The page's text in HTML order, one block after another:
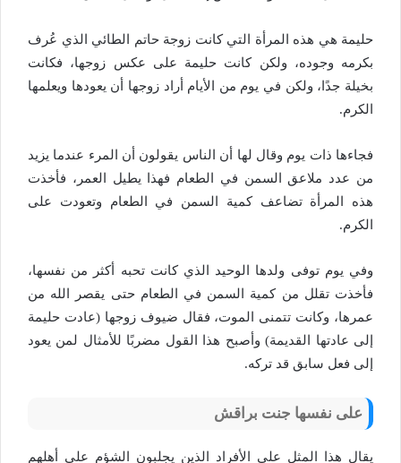
حليمة هي هذه المرأة التي كانت زوجة حاتم الطائي الذي عُرف
بكرمه وجوده، ولكن كانت حليمة على عكس زوجها، فكانت
بخيلة جدًا، ولكن في يوم من الأيام أراد زوجها أن يعودها ويعلمها
الكرم.
فجاءها ذات يوم وقال لها أن الناس يقولون أن المرء عندما يزيد
من عدد ملاعق السمن في الطعام فهذا يطيل العمر، فأخذت
هذه المرأة تضاعف كمية السمن في الطعام وتعودت على
الكرم.
وفي يوم توفى ولدها الوحيد الذي كانت تحبه أكثر من نفسها،
فأخذت تقلل من كمية السمن في الطعام حتى يقصر الله من
عمرها، وكانت تتمنى الموت، فقال ضيوف زوجها (عادت حليمة
إلى عادتها القديمة) وأصبح هذا القول مضربًا للأمثال لمن يعود
إلى فعل سابق قد تركه.
على نفسها جنت براقش
يقال هذا المثل على الأفراد الذين يجلبون الشؤم على أهلهم